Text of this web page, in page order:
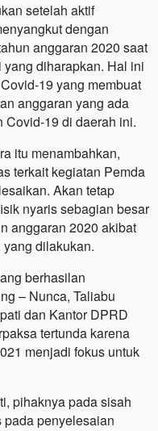
setelah aktif
dengan
anggaran 2020 saat
diharapkan. Hal ini
19 yang membuat
anggaran yang ada
Covid-19 di daerah ini.
itu menambahkan,
terkait kegiatan Pemda
Akan tetap
nyaris sebagian besar
anggaran 2020 akibat
dilakukan.
berhasilan
– Nunca, Taliabu
dan Kantor DPRD
tertunda karena
menjadi fokus untuk
pihaknya pada sisah
penyelesaian